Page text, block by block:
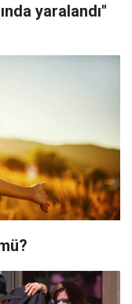
yaralandı''